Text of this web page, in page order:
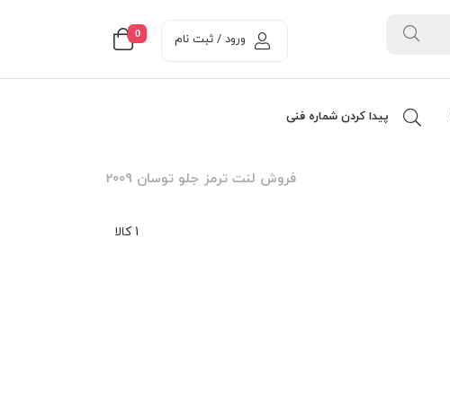
0 ورود / ثبت نام
پیدا کردن شماره فنی
فروش لنت ترمز جلو توسان 2009
1 کالا